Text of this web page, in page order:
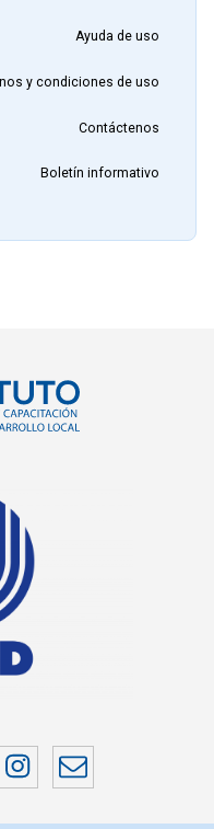
Ayuda de uso
y condiciones de uso
Contáctenos
Boletín informativo
Instragram
Correo
electrónico